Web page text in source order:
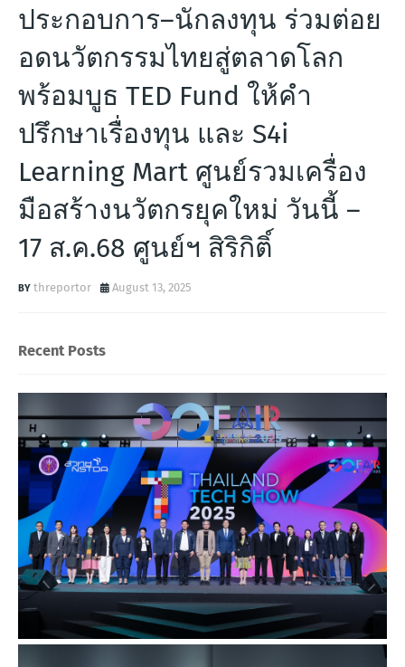
ประกอบการ–นักลงทุน ร่วมต่อย
อดนวัตกรรมไทยสู่ตลาดโลก
พร้อมบูธ TED Fund ให้คำ
ปรึกษาเรื่องทุน และ S4i
Learning Mart ศูนย์รวมเครื่อง
มือสร้างนวัตกรยุคใหม่ วันนี้ –
17 ส.ค.68 ศูนย์ฯ สิริกิติ์
threportor August 13, 2025
Recent Posts